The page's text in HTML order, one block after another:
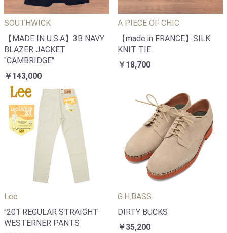
SOUTHWICK
【MADE IN U.S.A】3B NAVY
BLAZER JACKET
"CAMBRIDGE"
￥143,000
A PIECE OF CHIC
【made in FRANCE】SILK
KNIT TIE
￥18,700
Lee
"201 REGULAR STRAIGHT
WESTERNER PANTS
G.H.BASS
DIRTY BUCKS
￥35,200